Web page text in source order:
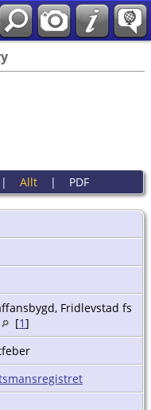
Allt| PDF
Fridlevstad fs
[1]